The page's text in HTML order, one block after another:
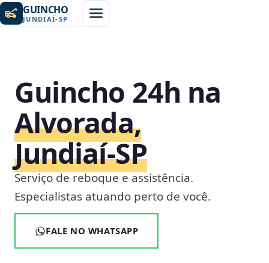
GUINCHO
JUNDIAÍ-SP
Guincho 24h na
Alvorada,
Jundiaí‑SP
Serviço de reboque e assistência.
Especialistas atuando perto de você.
FALE NO WHATSAPP